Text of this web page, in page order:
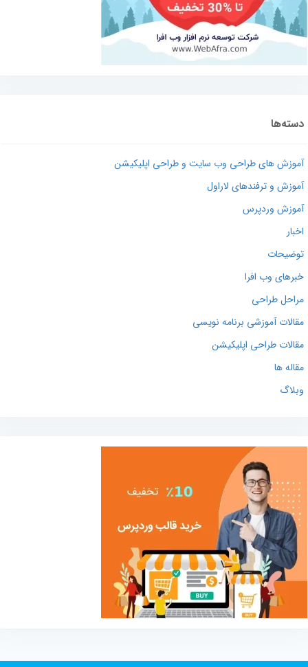
های طراحی وب سایت و طراحی اپلیکیشن
و ترفندهای لاراول
وردپرس
وب افرا
طراحی
آموزشی برنامه نویسی
طراحی اپلیکیشن
ها